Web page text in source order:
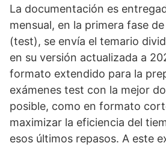
La documentación es
mensual, en la primera fase
(test), se envía el temario
en su versión actualizada a
formato extendido para la
exámenes test con la mejor
posible, como en formato
maximizar la eficiencia del
esos últimos repasos. A este